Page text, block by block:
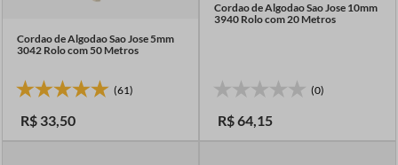
Cordao de Algodao Sao Jose 5mm
3042 Rolo com 50 Metros
(61)
R$ 33,50
Cordao de Algodao Sao Jose 10mm
3940 Rolo com 20 Metros
(0)
R$64,15